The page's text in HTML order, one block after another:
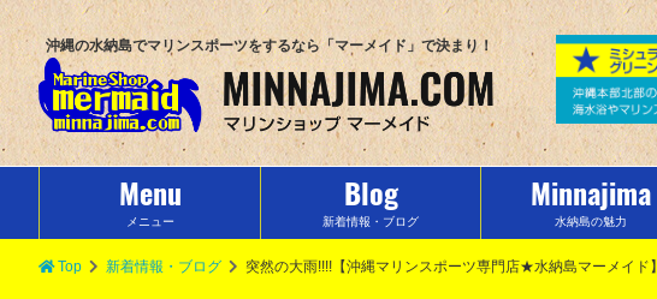
沖縄の水納島でマリンスポーツをするなら「マーメイド」で決まり！
Menu
メニュー
Blog
新着情報・ブログ
Minnajima
水納島の魅力
Top 新着情報・ブログ 突然の大雨!!!!【沖縄マリンスポーツ専門店★水納島マーメイド】